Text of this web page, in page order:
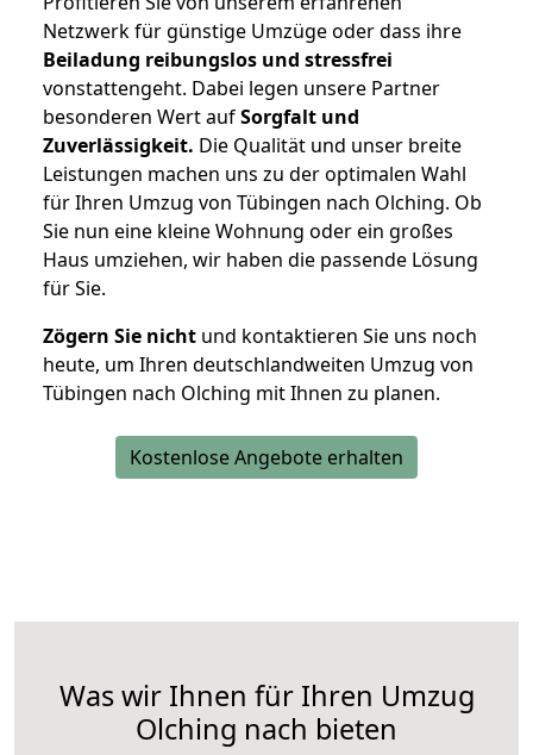
Netzwerk für günstige Umzüge oder dass ihre
Beiladung reibungslos und stressfrei
vonstattengeht. Dabei legen unsere Partner
besonderen Wert aufSorgfalt und
Zuverlässigkeit. Die Qualität und unser breite
Leistungen machen uns zu der optimalen Wahl
für Ihren Umzug von Tübingen nach Olching. Ob
Sie nun eine kleine Wohnung oder ein großes
Haus umziehen, wir haben die passende Lösung
für Sie.
Zögern Sie nicht und kontaktieren Sie uns noch
heute, um Ihren deutschlandweiten Umzug von
Tübingen nach Olching mit Ihnen zu planen.
Kostenlose Angebote erhalten
Was wir Ihnen für Ihren Umzug
Olching nach bieten